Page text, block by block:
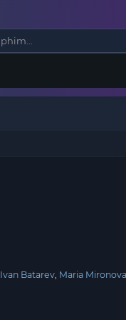
Ivan Batarev Maria